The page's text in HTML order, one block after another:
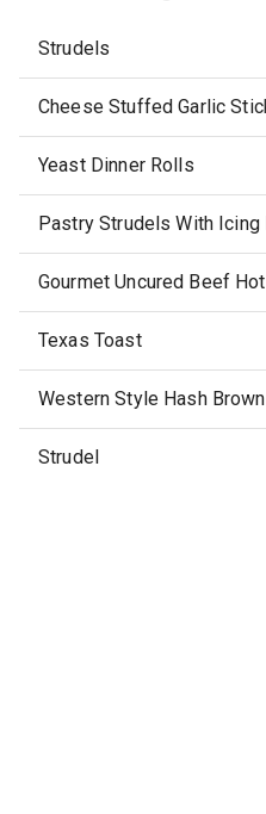
Strudels
Cheese Stuffed Garlic
Yeast Dinner Rolls
Pastry Strudels With Icing
Gourmet Uncured Beef
Texas Toast
Western Style Hash
Strudel